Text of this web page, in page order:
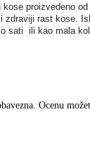
proizvedeno
rast kose.
sati ili kao mala
Ocenu